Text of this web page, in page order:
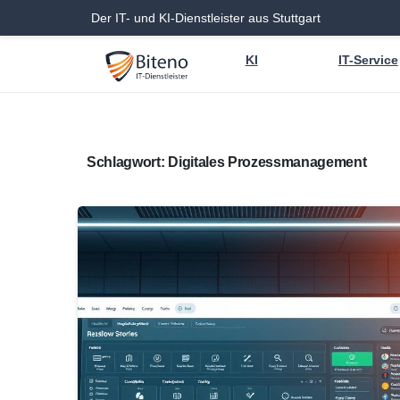
Der IT- und KI-Dienstleister aus Stuttgart
KI IT-Service
Schlagwort: Digitales Prozessmanagement